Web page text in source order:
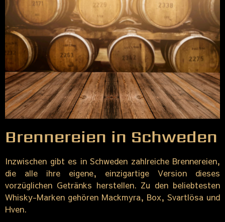
Brennereien in Schweden
Inzwischen gibt es in Schweden zahlreiche Brennereien,
die alle ihre eigene, einzigartige Version dieses
vorzüglichen Getränks herstellen. Zu den beliebtesten
Whisky-Marken gehören Mackmyra, Box, Svartlösa und
Hven.